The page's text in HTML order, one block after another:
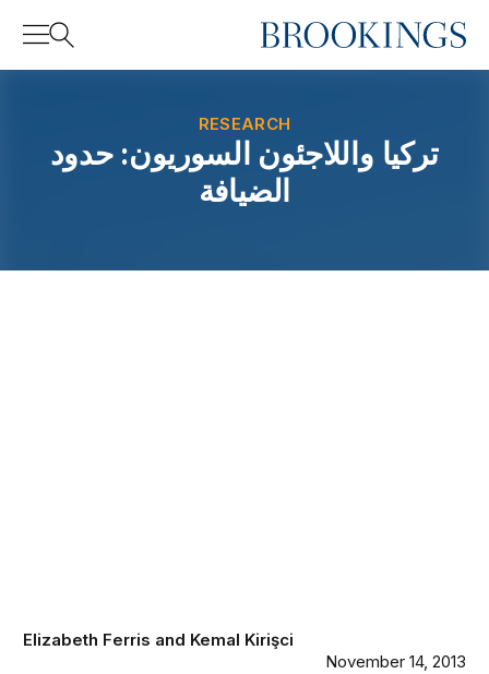
Home
RESEARCH
تركيا واللاجئون السوريون: حدود
الضيافة
Elizabeth Ferris and Kemal Kirişci
November 14, 2013